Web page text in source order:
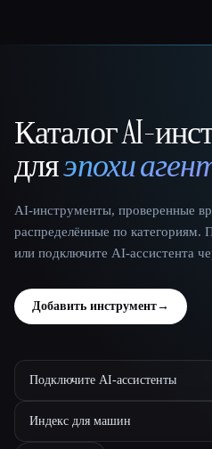
That AI Collection
Каталог AI-
дляэпохи
AI-инструменты, проверенные
распределённые по категориям.
или подключите AI-ассистента
Добавить инструмент→
Подключите AI-ассистенты
Индекс для машин